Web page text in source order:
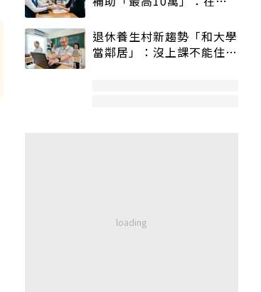
退休養生村新趨勢「和大學
當鄰居」：沒上課不能住、